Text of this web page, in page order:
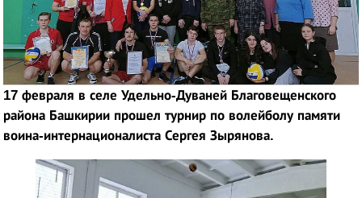
17 февраля в селе Удельно-Дуваней Благовещенского
района Башкирии прошел турнир по волейболу памяти
воина-интернационалиста Сергея Зырянова.